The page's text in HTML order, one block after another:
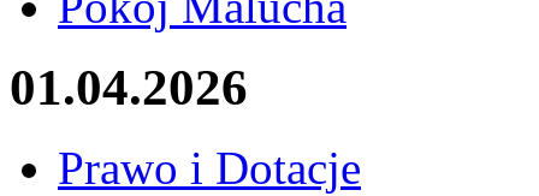
01.04.2026
Prawo i Dotacje